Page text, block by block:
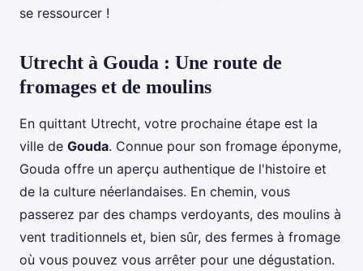
se ressourcer !
Utrecht à Gouda : Une route de
fromages et de moulins
En quittant Utrecht, votre prochaine étape est la
ville de Gouda. Connue pour son fromage éponyme,
Gouda offre un aperçu authentique de l'histoire et
de la culture néerlandaises. En chemin, vous
passerez par des champs verdoyants, des moulins à
vent traditionnels et, bien sûr, des fermes à fromage
où vous pouvez vous arrêter pour une dégustation.